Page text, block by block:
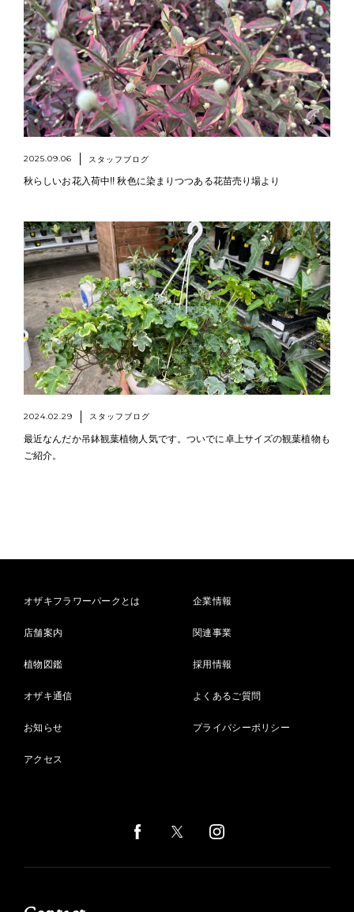
2025.09.06 スタッフブログ
秋らしいお花入荷中!! 秋色に染まりつつある花苗売り場より
2024.02.29 スタッフブログ
最近なんだか吊鉢観葉植物人気です。ついでに卓上サイズの観葉植物も
ご紹介。
オザキフラワーパークとは
店舗案内
植物図鑑
オザキ通信
お知らせ
アクセス
企業情報
関連事業
採用情報
よくあるご質問
プライバシーポリシー